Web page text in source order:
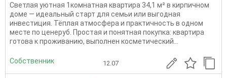
Светлая уютная 1комнатная квартира 34,1 м² в кирпичном
доме — идеальный старт для семьи или выгодная
инвестиция. Тёплая атмосфера и практичность в одном
месте по ценеруб. Простая и понятная покупка: квартира
готова к проживанию, выполнен косметический...
Собственник 12.07